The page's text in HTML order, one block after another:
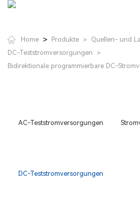
Home > Produkte > Quellen- und
DC-Teststromversorgungen
>
Bidirektionale programmierbare DC-
AC-Teststromversorgungen
DC-Teststromversorgungen